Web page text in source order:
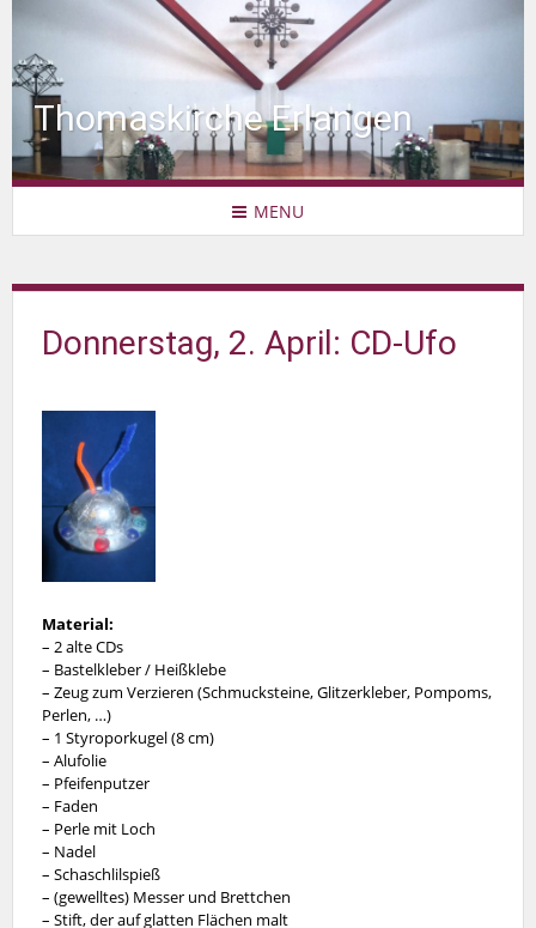
Thomaskirche Erlangen
MENU
Donnerstag, 2. April: CD-Ufo
Material:
– 2 alte CDs
– Bastelkleber / Heißklebe
– Zeug zum Verzieren (Schmucksteine, Glitzerkleber, Pompoms,
Perlen, …)
– 1 Styroporkugel (8 cm)
– Alufolie
– Pfeifenputzer
– Faden
– Perle mit Loch
– Nadel
– Schaschlilspieß
– (gewelltes) Messer und Brettchen
– Stift, der auf glatten Flächen malt